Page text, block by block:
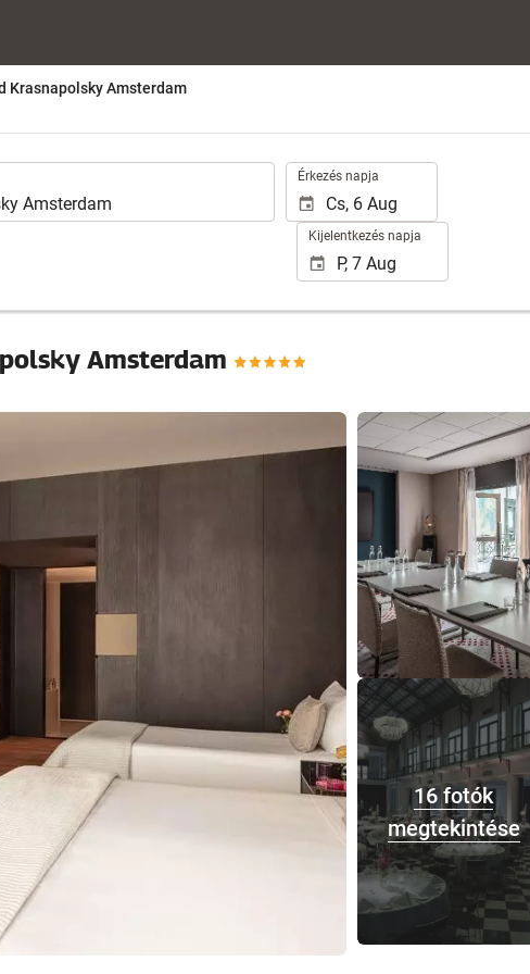
Krasnapolsky Amsterdam
Érkezés napja
Kijelentkezés napja
Amsterdam
16 fotók
megtekintése
16 fotók megtekintése